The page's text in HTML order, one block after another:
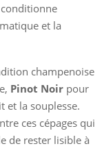
et la
champenoise
Pinot Noir pour
et la souplesse.
ces cépages qui
de rester lisible à